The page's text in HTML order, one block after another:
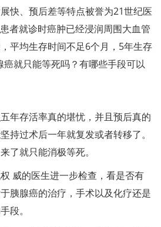
快、预后差等特点被誉为21世纪医
者就诊时癌肿已经浸润周围大血管
平均生存时间不足6个月，5年生存
癌就只能等死吗？有哪些手段可以
年存活率真的堪忧，并且预后真的
持过术后一年就复发或者转移了。
了就只能消极等死。
威的医生进一步检查，看是否有
胰腺癌的治疗，手术以及化疗还是
段。